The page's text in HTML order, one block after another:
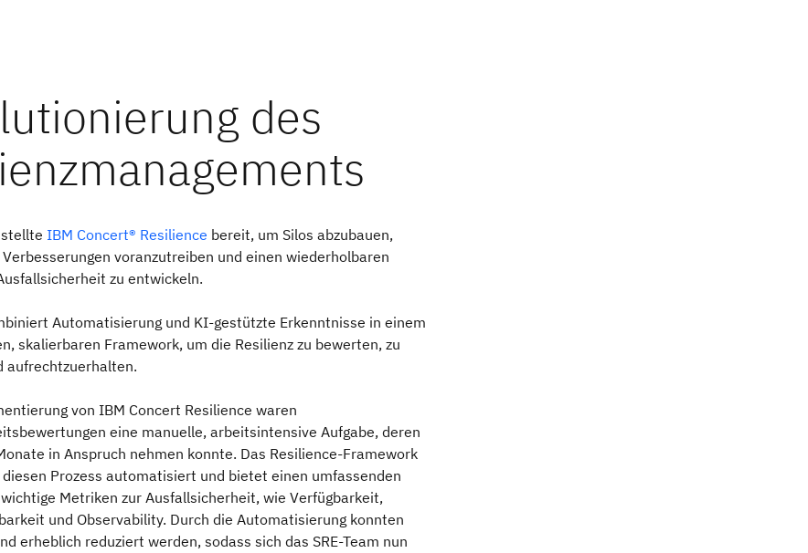
stellte IBM Concert® Resilience bereit, um Silos abzubauen,
voranzutreiben und einen wiederholbaren
zu entwickeln.
Automatisierung und KI-gestützte Erkenntnisse in einem
skalierbaren Framework, um die Resilienz zu bewerten, zu
aufrechtzuerhalten.
von IBM Concert Resilience waren
eine manuelle, arbeitsintensive Aufgabe, deren
in Anspruch nehmen konnte. Das Resilience-Framework
Prozess automatisiert und bietet einen umfassenden
Metriken zur Ausfallsicherheit, wie Verfügbarkeit,
und Observability. Durch die Automatisierung konnten
erheblich reduziert werden, sodass sich das SRE-Team nun